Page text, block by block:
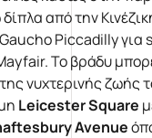
από την
Piccadilly
Το βράδυ
νυχτερινής ζωής
LeicesterSquare
Avenue